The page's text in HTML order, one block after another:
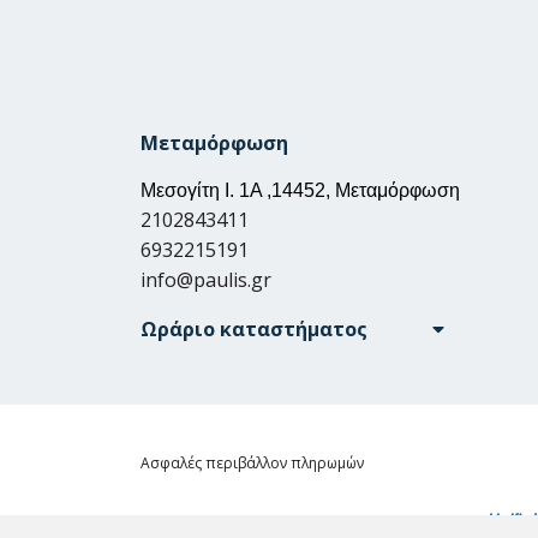
Μεταμόρφωση
Μεσογίτη Ι. 1Α ,14452, Μεταμόρφωση
2102843411
6932215191
info@paulis.gr
Ωράριο καταστήματος
Ασφαλές περιβάλλον πληρωμών